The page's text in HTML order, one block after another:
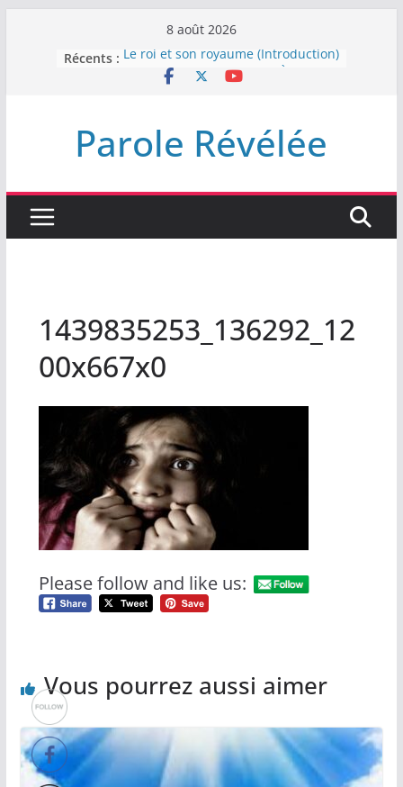
8 août 2026
Récents : Le roi et son royaume (Introduction)
DEMEUREZ DANS LA LUMIÈRE
LABAN
L’INTERVENTION DE DIEU
Parole Révélée
1439835253_136292_12
00x667x0
Please follow and like us:
Vous pourrez aussi aimer